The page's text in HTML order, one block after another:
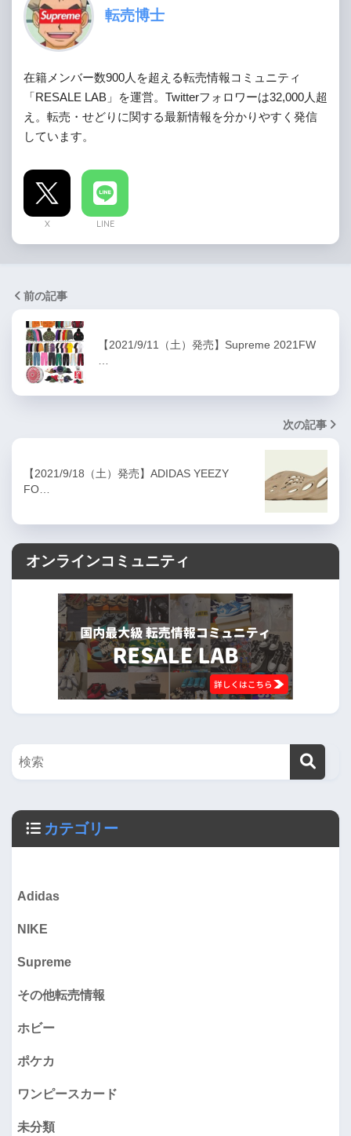
転売博士
在籍メンバー数900人を超える転売情報コミュニティ
「RESALE LAB」を運営。Twitterフォロワーは32,000人超
え。転売・せどりに関する最新情報を分かりやすく発信
しています。
X LINE
前の記事
【2021/9/11（土）発売】Supreme 2021FW
…
次の記事
【2021/9/18（土）発売】ADIDAS YEEZY
FO…
オンラインコミュニティ
カテゴリー
Adidas
NIKE
Supreme
その他転売情報
ホビー
ポケカ
ワンピースカード
未分類